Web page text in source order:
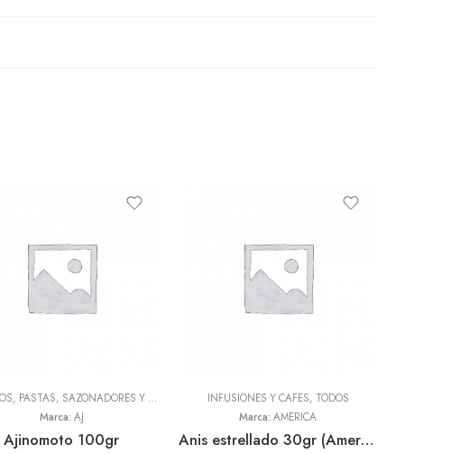
ADEREZOS, PASTAS, SAZONADORES Y CONDIMENTOS ,TODOS
Marca: AJ
Ajinomoto 100gr
INFUSIONES Y CAFES, TODOS
Marca: AMERICA
Anis estrellado 30gr (America)